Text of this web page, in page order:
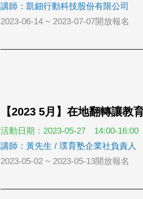
講師：凱鈿行動科技股份有限公司
2023-06-14 ~ 2023-07-07開放報名
【2023 5月】在地翻轉讓教
活動日期：2023-05-27 14:00-16:00
講師：黃先生 / 璞育塾企業社負責人
2023-05-02 ~ 2023-05-13開放報名